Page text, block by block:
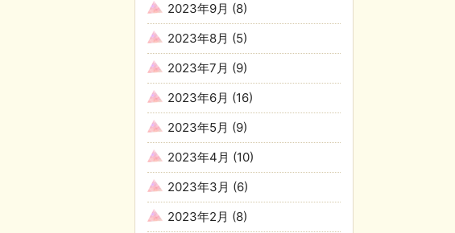
2023年9月 (8)
2023年8月 (5)
2023年7月 (9)
2023年6月 (16)
2023年5月 (9)
2023年4月 (10)
2023年3月 (6)
2023年2月 (8)